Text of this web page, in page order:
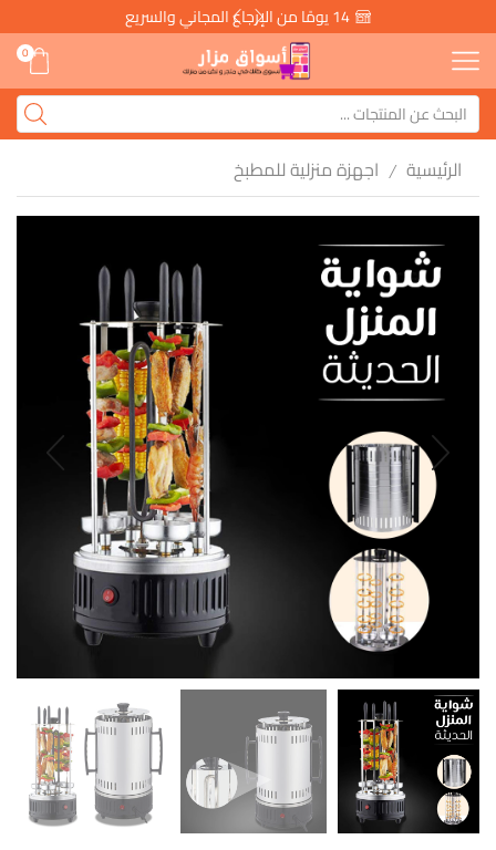
14 يومًا من الإرجاع المجاني والسريع
0
الرئيسية / اجهزة منزلية للمطبخ